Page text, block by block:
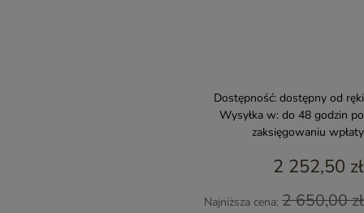
Dostępność: dostępny od ręki
Wysyłka w: do 48 godzin po
zaksięgowaniu wpłaty
2 252,50 zł
Najniższa cena: 2 650,00 zł